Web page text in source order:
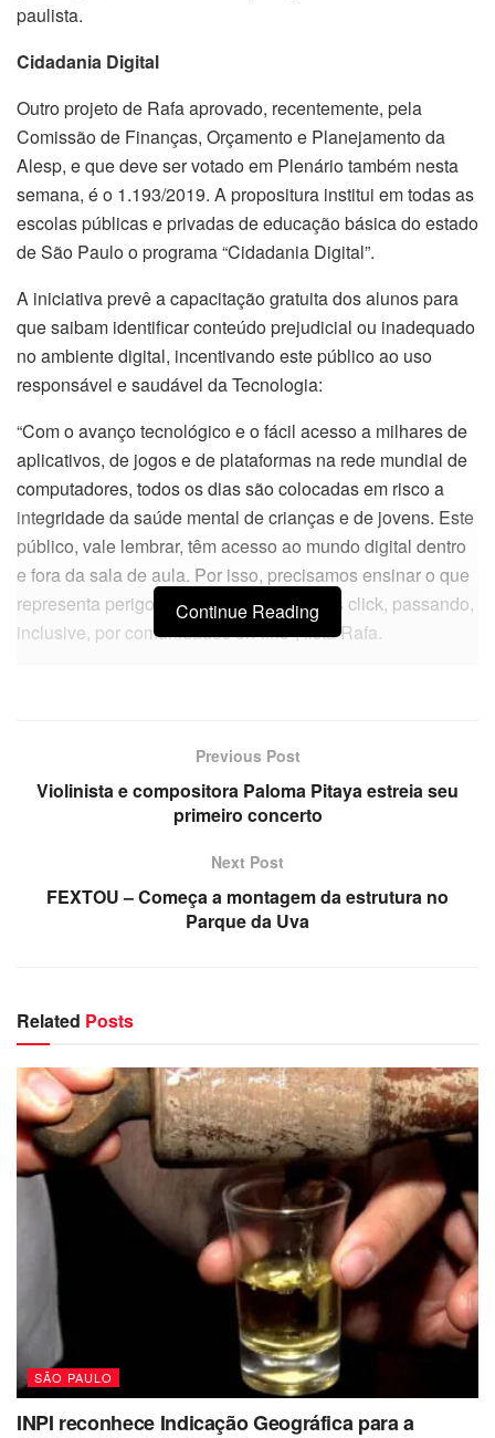
paulista.
Cidadania Digital
Outro projeto de Rafa aprovado, recentemente, pela
Comissão de Finanças, Orçamento e Planejamento da
Alesp, e que deve ser votado em Plenário também nesta
semana, é o 1.193/2019. A propositura institui em todas as
escolas públicas e privadas de educação básica do estado
de São Paulo o programa “Cidadania Digital”.
A iniciativa prevê a capacitação gratuita dos alunos para
que saibam identificar conteúdo prejudicial ou inadequado
no ambiente digital, incentivando este público ao uso
responsável e saudável da Tecnologia:
“Com o avanço tecnológico e o fácil acesso a milhares de
aplicativos, de jogos e de plataformas na rede mundial de
computadores, todos os dias são colocadas em risco a
integridade da saúde mental de crianças e de jovens. Este
público, vale lembrar, têm acesso ao mundo digital dentro
e fora da sala de aula. Por isso, precisamos ensinar o que
representa perigo no celular, num simples click, passando,
inclusive, por comunidades on-line”, lista Rafa.
Continue Reading
Previous Post
Violinista e compositora Paloma Pitaya estreia seu
primeiro concerto
Next Post
FEXTOU – Começa a montagem da estrutura no
Parque da Uva
Related Posts
SÃO PAULO
INPI reconhece Indicação Geográfica para a